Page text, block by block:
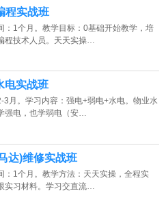
程实战班
：1个月。教学目标：0基础开始教学，培
程技术人员。天天实操…
电实战班
3月。学习内容：强电+弱电+水电。物业水
强电，也学弱电（安…
达)维修实战班
：1个月。教学方法：天天实操，全程实
实习材料。学习交直流…